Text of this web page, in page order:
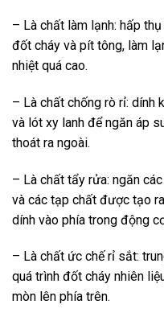
– Là chất làm lạnh: hấp
đốt cháy và pít tông, làm
nhiệt quá cao.
– Là chất chống rò rỉ: dính
và lót xy lanh để ngăn áp
thoát ra ngoài.
– Là chất tẩy rửa: ngăn
và các tạp chất được tạo
dính vào phía trong động
– Là chất ức chế rỉ sắt:
quá trình đốt cháy nhiên
mòn lên phía trên.